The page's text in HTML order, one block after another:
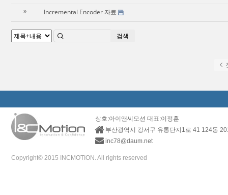
» Incremental Encoder 자료
검색
상호:아이앤씨모션 대표:이정훈
부산광역시 강서구 유통단지1로 41 124동
inc78@daum.net
Copyright© 2015 INCMOTION. All rights reserved